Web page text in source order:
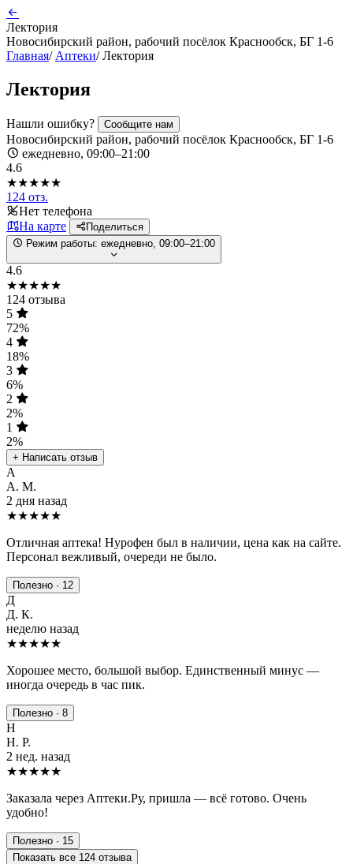
Лектория
Новосибирский район, рабочий посёлок Краснообск, БГ 1-6
Главная/ Аптеки/ Лектория
Лектория
Нашли ошибку? Сообщите нам
Новосибирский район, рабочий посёлок Краснообск, БГ 1-6
ежедневно, 09:00–21:00
4.6
★★★★★
124 отз.
Нет телефона
На карте
Поделиться
Режим работы: ежедневно, 09:00–21:00
4.6
★★★★★
124 отзыва
5
72%
4
18%
3
6%
2
2%
1
2%
+ Написать отзыв
А
А. М.
2 дня назад
★★★★★
Отличная аптека! Нурофен был в наличии, цена как на сайте.
Персонал вежливый, очереди не было.
Полезно · 12
Д
Д. К.
неделю назад
★★★★★
Хорошее место, большой выбор. Единственный минус —
иногда очередь в час пик.
Полезно · 8
Н
Н. Р.
2 нед. назад
★★★★★
Заказала через Аптеки.Ру, пришла — всё готово. Очень
удобно!
Полезно · 15
Показать все 124 отзыва